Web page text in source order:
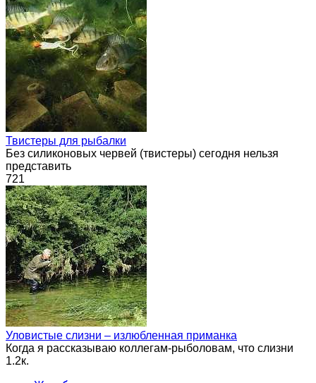
Твистеры для рыбалки
Без силиконовых червей (твистеры) сегодня нельзя
представить
721
Уловистые слизни – излюбленная приманка
Когда я рассказываю коллегам-рыболовам, что слизни
1.2к.